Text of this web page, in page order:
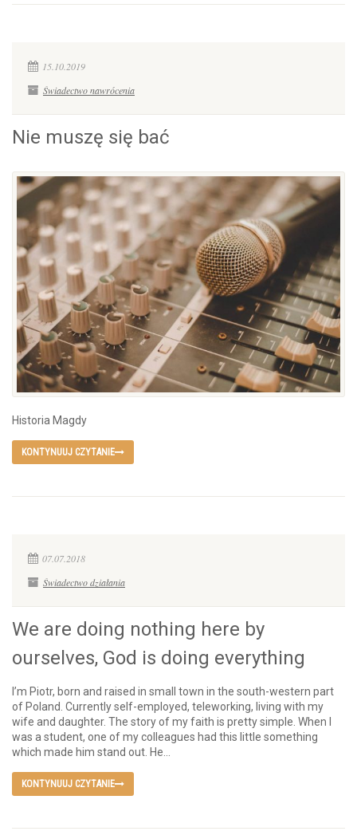
15.10.2019
Świadectwo nawrócenia
Nie muszę się bać
Historia Magdy
KONTYNUUJ CZYTANIE
07.07.2018
Świadectwo działania
We are doing nothing here by
ourselves, God is doing everything
I’m Piotr, born and raised in small town in the south-western part
of Poland. Currently self-employed, teleworking, living with my
wife and daughter. The story of my faith is pretty simple. When I
was a student, one of my colleagues had this little something
which made him stand out. He...
KONTYNUUJ CZYTANIE